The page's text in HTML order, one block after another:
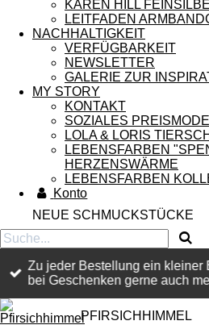
KAREN HILL
LEITFADEN
NACHHALTIGKEIT
VERFÜGBARKEIT
NEWSLETTER
GALERIE ZUR
MY STORY
KONTAKT
SOZIALES
LOLA & LORIS
LEBENSFARBEN
HERZENSWÄRME
LEBENSFARBEN
Konto
NEUE SCHMUCKSTÜCKE
Zu jeder Bestellung ein kleiner
bei Geschenken gerne auch
PFIRSICHHIMMEL